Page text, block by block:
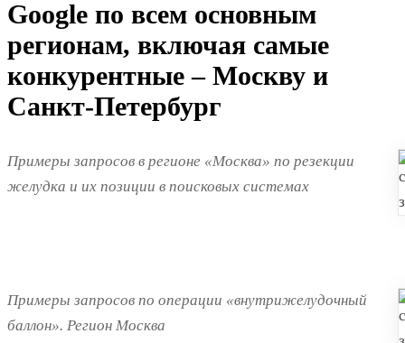
Google по всем основным
регионам, включая самые
конкурентные – Москву и
Санкт-Петербург
Примеры запросов в регионе «Москва» по резекции
желудка и их позиции в поисковых системах
Примеры запросов по операции «внутрижелудочный
баллон». Регион Москва